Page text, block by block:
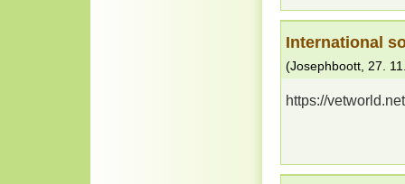
International
(Josephboott 27.
https://vetworld.net